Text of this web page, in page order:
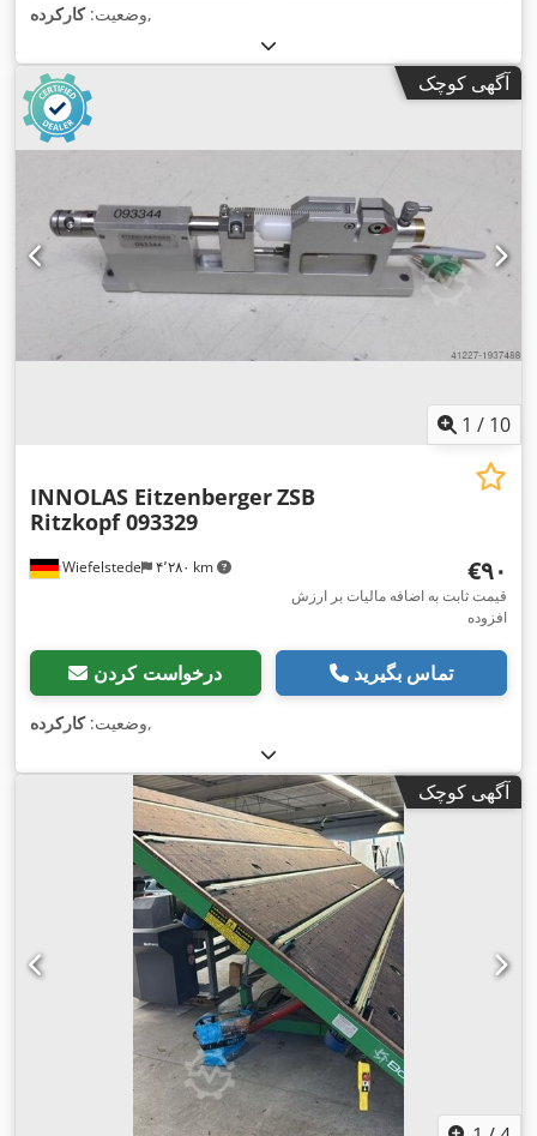
وضعیت:کارکرده ,
آگهی کوچک
1 / 10
Wiefelstede ۴٬۲۸۰ km
INNOLAS EitzenbergerZSB
Ritzkopf 093329
‎€۹۰
قیمت ثابت به اضافه مالیات بر ارزش
افزوده
درخواست کردن تماس بگیرید
وضعیت:کارکرده ,
آگهی کوچک